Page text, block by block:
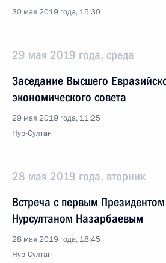
30 мая 2019 года, 15:30
29 мая 2019 года, среда
Заседание Высшего
экономического совета
29 мая 2019 года, 11:25
Нур-Султан
28 мая 2019 года, вторник
Встреча с первым
Нурсултаном Назарбаевым
28 мая 2019 года, 18:45
Нур-Султан